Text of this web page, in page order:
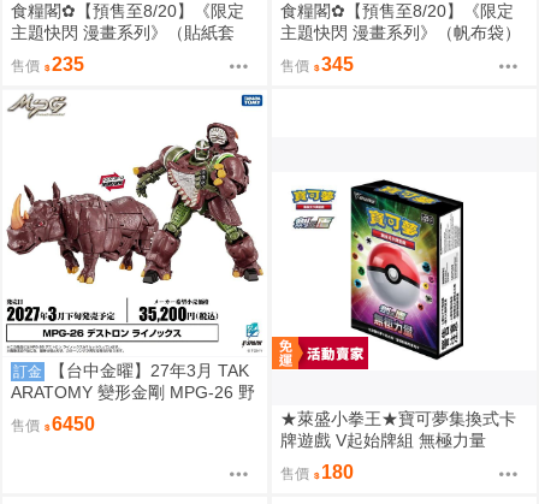
食糧閣✿【預售至8/20】《限定
主題快閃 漫畫系列》（貼紙套
裝）惡靈剋星／幻影敢死隊／主
題快閃／宍喰野虎落／是岸遊人
／觀崎薰／多聞康太郎／壹宮昊
售價 235
食糧閣✿【預售至8/20】《限定
主題快閃 漫畫系列》（帆布袋）
惡靈剋星／幻影敢死隊／主題快
閃／宍喰野虎落／是岸遊人／觀
售價 345
訂金
【台中金曜】27年3月 TAK
ARATOMY 變形金剛 MPG-26 野
獸戰爭 掠奪金剛 黑化 犀牛 0828
售價 6450
★萊盛小拳王★寶可夢集換式卡
牌遊戲 V起始牌組 無極力量
售價 180